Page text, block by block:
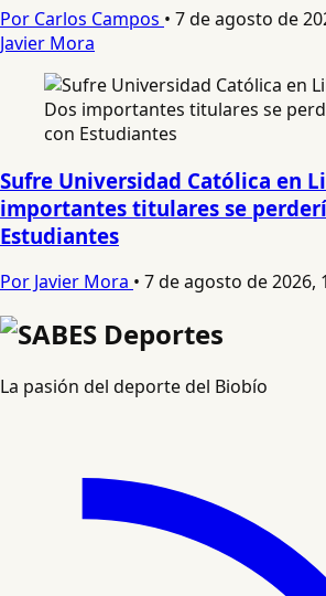
Por Carlos Campos • 7 de agosto de
Javier Mora
Sufre Universidad Católica en
importantes titulares se
Estudiantes
Por Javier Mora • 7 de agosto de 2026,
La pasión del deporte del Biobío